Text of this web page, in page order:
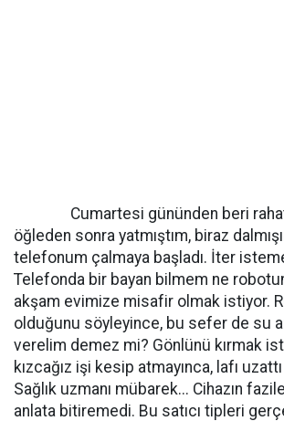
Cumartesi gününden beri
öğleden sonra yatmıştım, biraz
telefonum çalmaya başladı. İter
Telefonda bir bayan bilmem ne
akşam evimize misafir olmak istiyor.
olduğunu söyleyince, bu sefer de su
verelim demez mi? Gönlünü kırmak
kızcağız işi kesip atmayınca, lafı
Sağlık uzmanı mübarek... Cihazın
anlata bitiremedi. Bu satıcı tipleri